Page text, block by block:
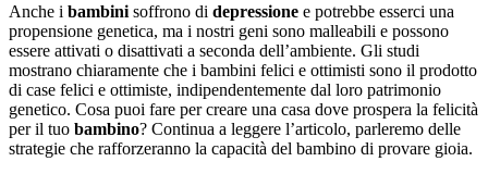
Anche i bambini soffrono di depressione e potrebbe esserci una
propensione genetica, ma i nostri geni sono malleabili e possono
essere attivati o disattivati a seconda dell’ambiente. Gli studi
mostrano chiaramente che i bambini felici e ottimisti sono il prodotto
di case felici e ottimiste, indipendentemente dal loro patrimonio
genetico. Cosa puoi fare per creare una casa dove prospera la felicità
per il tuo bambino? Continua a leggere l’articolo, parleremo delle
strategie che rafforzeranno la capacità del bambino di provare gioia.